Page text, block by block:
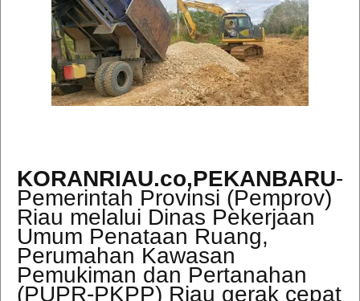
KORANRIAU.co,PEKANBARU-
Pemerintah Provinsi (Pemprov)
Riau melalui Dinas Pekerjaan
Umum Penataan Ruang,
Perumahan Kawasan
Pemukiman dan Pertanahan
(PUPR-PKPP) Riau gerak cepat